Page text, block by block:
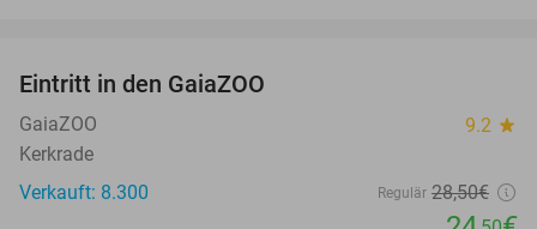
Eintritt in den GaiaZOO
GaiaZOO 9.2 star
Kerkrade
Verkauft: 8.300
Regulär 28,50€